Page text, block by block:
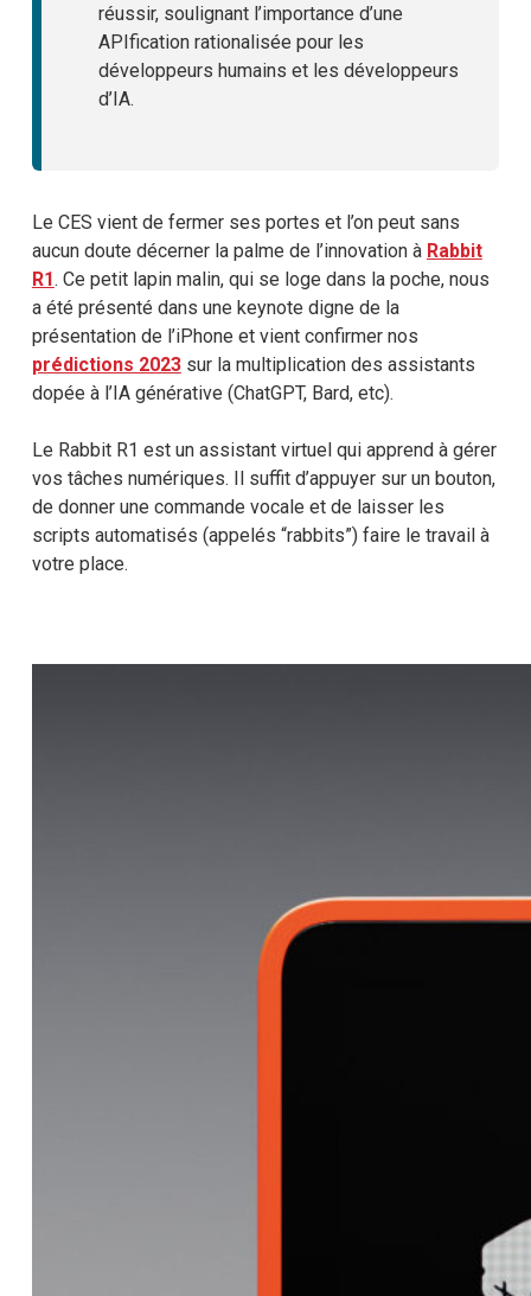
réussir, soulignant l’importance d’une
APIfication rationalisée pour les
développeurs humains et les développeurs
d’IA.
Le CES vient de fermer ses portes et l’on peut sans
aucun doute décerner la palme de l’innovation à Rabbit
R1. Ce petit lapin malin, qui se loge dans la poche, nous
a été présenté dans une keynote digne de la
présentation de l’iPhone et vient confirmer nos
prédictions 2023sur la multiplication des assistants
dopée à l’IA générative (ChatGPT, Bard, etc).
Le Rabbit R1 est un assistant virtuel qui apprend à gérer
vos tâches numériques. Il suffit d’appuyer sur un bouton,
de donner une commande vocale et de laisser les
scripts automatisés (appelés “rabbits”) faire le travail à
votre place.